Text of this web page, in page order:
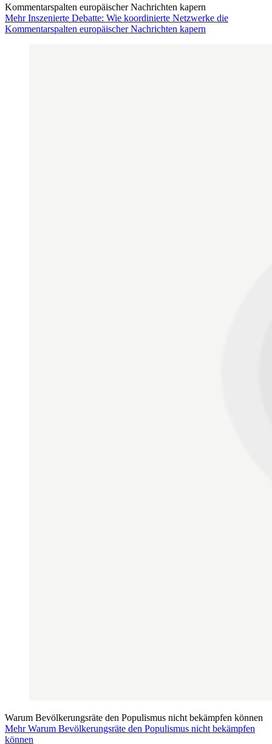
Kommentarspalten europäischer Nachrichten kapern
Mehr Inszenierte Debatte: Wie koordinierte Netzwerke die
Kommentarspalten europäischer Nachrichten kapern
Warum Bevölkerungsräte den Populismus nicht bekämpfen können
Mehr Warum Bevölkerungsräte den Populismus nicht bekämpfen
können